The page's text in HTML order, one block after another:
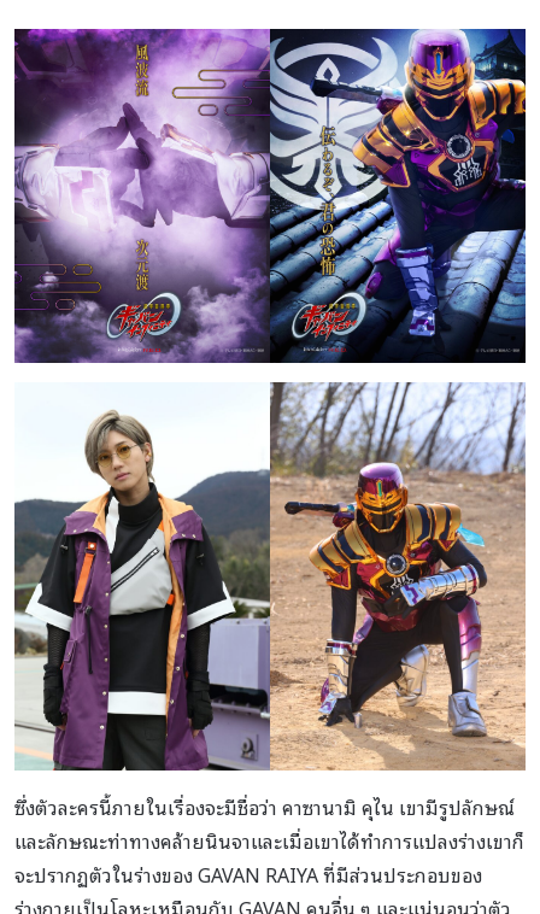
ซึ่งตัวละครนี้ภายในเรื่องจะมีชื่อว่า คาซานามิ คุไน เขามีรูปลักษณ์
และลักษณะท่าทางคล้ายนินจาและเมื่อเขาได้ทำการแปลงร่างเขาก็
จะปรากฏตัวในร่างของ GAVAN RAIYA ที่มีส่วนประกอบของ